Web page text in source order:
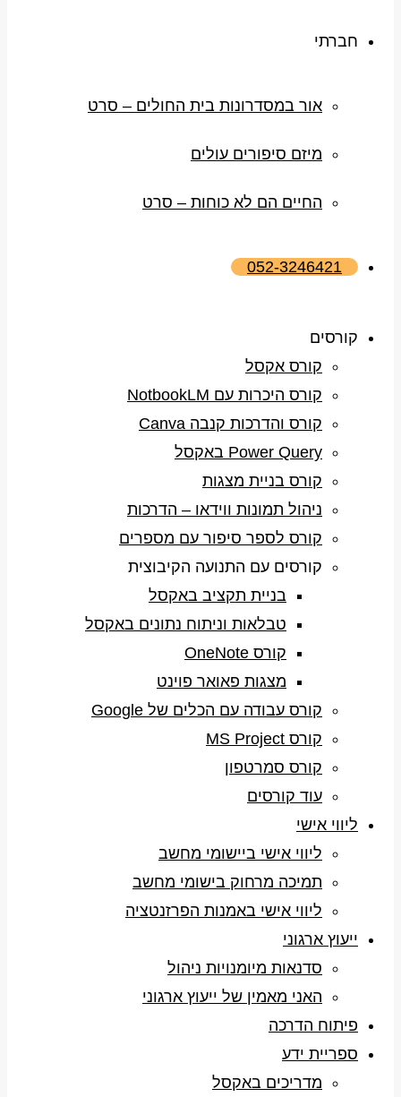
חברתי
אור במסדרונות בית החולים – סרט
מיזם סיפורים עולים
החיים הם לא כוחות – סרט
052-3246421
קורסים
קורס אקסל
קורס היכרות עם NotbookLM
קורס והדרכות קנבה Canva
Power Query באקסל
קורס בניית מצגות
ניהול תמונות ווידאו – הדרכות
קורס לספר סיפור עם מספרים
קורסים עם התנועה הקיבוצית
בניית תקציב באקסל
טבלאות וניתוח נתונים באקסל
קורס OneNote
מצגות פאואר פוינט
קורס עבודה עם הכלים של Google
קורס MS Project
קורס סמרטפון
עוד קורסים
ליווי אישי
ליווי אישי ביישומי מחשב
תמיכה מרחוק בישומי מחשב
ליווי אישי באמנות הפרזנטציה
ייעוץ ארגוני
סדנאות מיומנויות ניהול
האני מאמין של ייעוץ ארגוני
פיתוח הדרכה
ספריית ידע
מדריכים באקסל